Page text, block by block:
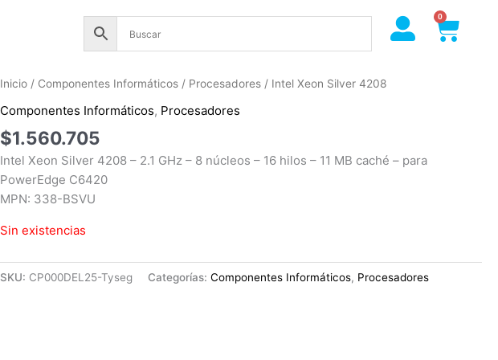
0
Cart
Inicio / Componentes Informáticos / Procesadores / Intel Xeon Silver 4208
Componentes Informáticos, Procesadores
$1.560.705
Intel Xeon Silver 4208 – 2.1 GHz – 8 núcleos – 16 hilos – 11 MB caché – para
PowerEdge C6420
MPN: 338-BSVU
Sin existencias
SKU: CP000DEL25-Tyseg Categorías:Componentes Informáticos, Procesadores